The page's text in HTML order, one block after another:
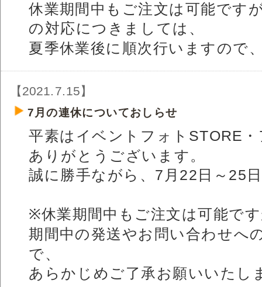
休業期間中もご注文は可能です
の対応につきましては、
夏季休業後に順次行いますので
【2021.7.15】
7月の連休についておしらせ
平素はイベントフォトSTORE
ありがとうございます。
誠に勝手ながら、7月22日～25
※休業期間中もご注文は可能で
期間中の発送やお問い合わせへ
で、
あらかじめご了承お願いいたし